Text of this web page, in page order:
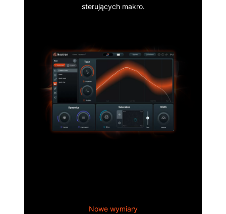
sterujących makro.
Nowe wymiary